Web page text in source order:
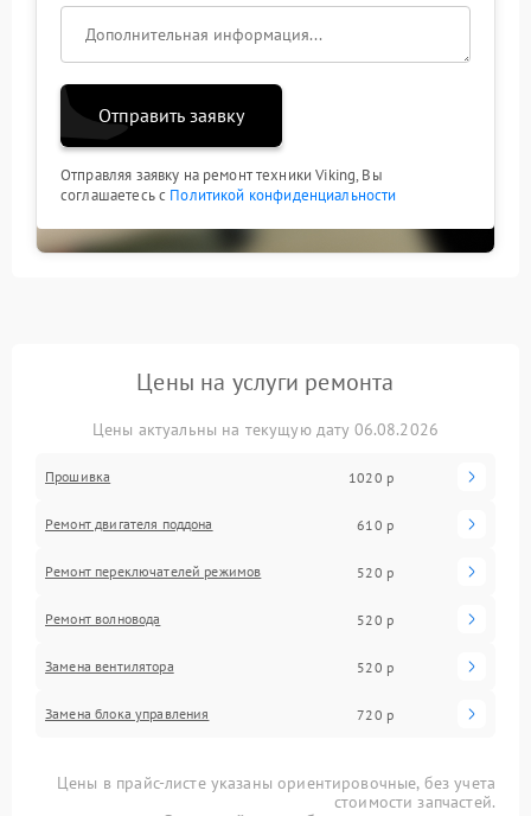
Отправить заявку
Отправляя заявку на ремонт техники Viking, Вы
соглашаетесь с Политикой конфиденциальности
Цены на услуги ремонта
Цены актуальны на текущую дату 06.08.2026
Прошивка 1020 р
Ремонт двигателя поддона 610 р
Ремонт переключателей режимов 520 р
Ремонт волновода 520 р
Замена вентилятора 520 р
Замена блока управления 720 р
Цены в прайс-листе указаны ориентировочные, без учета
стоимости запчастей.